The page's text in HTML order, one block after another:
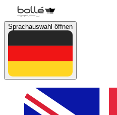
Sprachauswahl öffnen